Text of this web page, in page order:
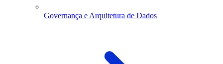
Governança e Arquitetura de Dados